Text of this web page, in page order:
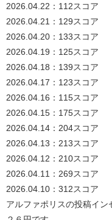
2026.04.22：112スコア
2026.04.21：129スコア
2026.04.20：133スコア
2026.04.19：125スコア
2026.04.18：139スコア
2026.04.17：123スコア
2026.04.16：115スコア
2026.04.15：175スコア
2026.04.14：204スコア
2026.04.13：213スコア
2026.04.12：210スコア
2026.04.11：269スコア
2026.04.10：312スコア
アルファポリスの投稿イン